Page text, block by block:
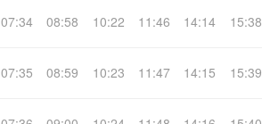
07:34 08:58 10:22 11:46 14:14 15:38
07:35 08:59 10:23 11:47 14:15 15:39